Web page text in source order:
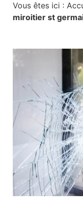
Vous êtes ici :
miroitier st